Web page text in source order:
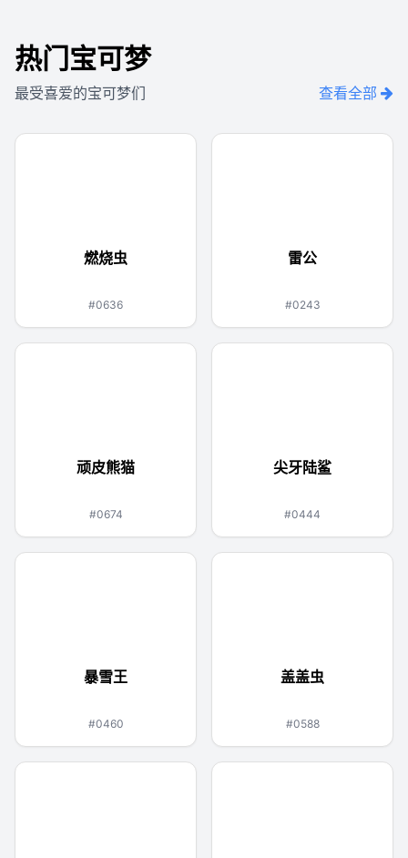
热门宝可梦
最受喜爱的宝可梦们 查看全部
燃烧虫
#0636
雷公
#0243
顽皮熊猫
#0674
尖牙陆鲨
#0444
暴雪王
#0460
盖盖虫
#0588